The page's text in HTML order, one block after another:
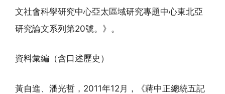
文社會科學研究中心亞太區域研究專題中心東北亞
研究論文系列第20號。》。
資料彙編（含口述歷史）
黃自進、潘光哲，2011年12月，《蔣中正總統五記